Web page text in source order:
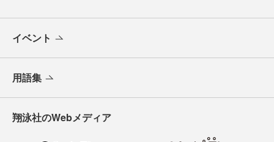
イベント
用語集
翔泳社のWebメディア